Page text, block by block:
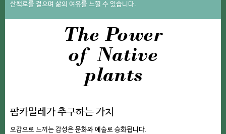
산책로를 걸으며 삶의 여유를 느낄 수 있습니다.
The Power
of Native
plants
팜카밀레가 추구하는 가치
오감으로 느끼는 감성은 문화와 예술로 승화됩니다.